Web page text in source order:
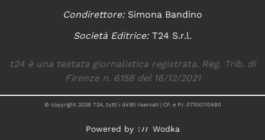
Condirettore:Simona Bandino
Società Editrice:T24 S.r.l.
t24 è una testata giornalistica registrata. Reg. Trib. di
Firenze n. 6158 del 16/12/2021
© copyright 2026 T24, tutti i diritti riservati | CF. e P.I. 07100110480
Powered by Wodka